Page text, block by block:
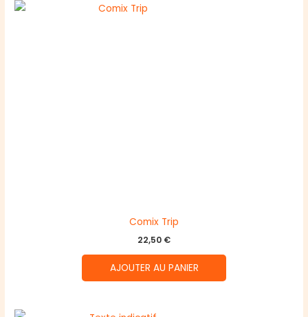
Comix Trip
22,50 €
AJOUTER AU PANIER